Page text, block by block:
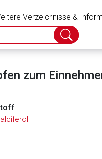
Verzeichnisse &
Suche
abschicken
zum